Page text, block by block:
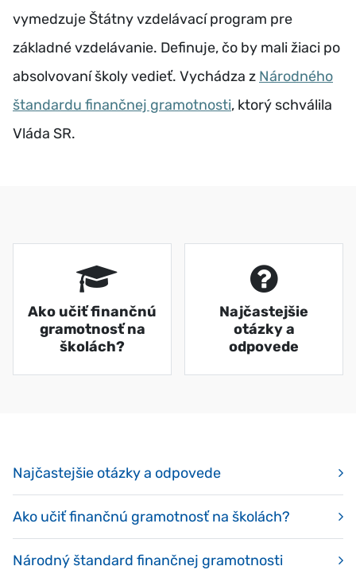
vymedzuje Štátny vzdelávací program pre
základné vzdelávanie. Definuje, čo by mali žiaci po
absolvovaní školy vedieť. Vychádza z Národného
štandardu finančnej gramotnosti, ktorý schválila
Vláda SR.
Ako učiť finančnú
gramotnosť na
školách?
Najčastejšie
otázky a
odpovede
Najčastejšie otázky a odpovede
Ako učiť finančnú gramotnosť na školách?
Národný štandard finančnej gramotnosti